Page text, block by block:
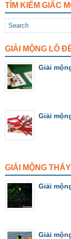
TÌM KIẾM GIẤC
GIẢI MỘNG LÔ
Giải
Giải
GIẢI MỘNG
Giải
Giải